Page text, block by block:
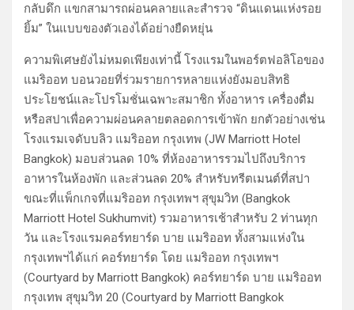
กลับดึก แขกสามารถผ่อนคลายและสำรวจ “ดินแดนแห่งรอย
ยิ้ม” ในแบบของตัวเองได้อย่างยืดหยุ่น
ความพิเศษยังไม่หมดเพียงเท่านี้ โรงแรมในพอร์ตฟอลิโอของ
แมริออท บอนวอยที่ร่วมรายการหลายแห่งยังมอบสิทธิ
ประโยชน์และโปรโมชั่นเฉพาะสมาชิก ทั้งอาหาร เครื่องดื่ม
หรือสปาเพื่อความผ่อนคลายตลอดการเข้าพัก ยกตัวอย่างเช่น
โรงแรมเจดับบลิว แมริออท กรุงเทพ (JW Marriott Hotel
Bangkok) มอบส่วนลด 10% ที่ห้องอาหารรวมไปถึงบริการ
อาหารในห้องพัก และส่วนลด 20% สำหรับทรีตเมนต์ที่สปา
ขณะที่แพ็กเกจที่แมริออท กรุงเทพฯ สุขุมวิท (Bangkok
Marriott Hotel Sukhumvit) รวมอาหารเช้าสำหรับ 2 ท่านทุก
วัน และโรงแรมคอร์ทยาร์ด บาย แมริออท ทั้งสามแห่งใน
กรุงเทพฯได้แก่ คอร์ทยาร์ด โดย แมริออท กรุงเทพฯ
(Courtyard by Marriott Bangkok) คอร์ทยาร์ด บาย แมริออท
กรุงเทพ สุขุมวิท 20 (Courtyard by Marriott Bangkok